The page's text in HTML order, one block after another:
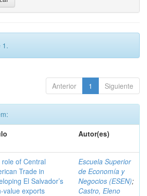
1.
Anterior 1 Siguiente
Autor(es)
of Central
Trade in
El Salvador’s
value exports
Escuela Superior
de Economía y
Negocios (ESEN);
Castro, Eleno